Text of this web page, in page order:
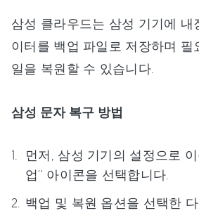
삼성 클라우드는 삼성 기기에 내
이터를 백업 파일로 저장하며 필
일을 복원할 수 있습니다.
삼성 문자 복구 방법
먼저, 삼성 기기의 설정으로
업'' 아이콘을 선택합니다.
백업 및 복원 옵션을 선택한